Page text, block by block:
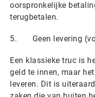
oorspronkelijke
terugbetalen.
5. Geen levering
Een klassieke truc is
geld te innen, maar
leveren. Dit is